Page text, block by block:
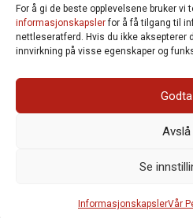
For å gi de beste opplevelsene bruker vi
informasjonskapslerfor å få tilgang til
nettleseratferd. Hvis du ikke aksepterer
innvirkning på visse egenskaper og
Godta
Avslå
Se
InformasjonskapslerVår
Ansvarlig redaktør
: Postboks